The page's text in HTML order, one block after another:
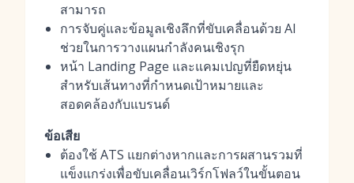
สามารถ
การจับคู่และข้อมูลเชิงลึกที่ขับเคลื่อนด้วย AI
ช่วยในการวางแผนกำลังคนเชิงรุก
หน้า Landing Page และแคมเปญที่ยืดหยุ่น
สำหรับเส้นทางที่กำหนดเป้าหมายและ
สอดคล้องกับแบรนด์
ข้อเสีย
ต้องใช้ ATS แยกต่างหากและการผสานรวมที่
แข็งแกร่งเพื่อขับเคลื่อนเวิร์กโฟลว์ในขั้นตอน